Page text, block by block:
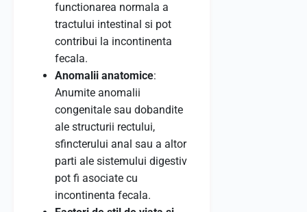
functionarea normala a
tractului intestinal si pot
contribui la incontinenta
fecala.
Anomalii anatomice:
Anumite anomalii
congenitale sau dobandite
ale structurii rectului,
sfincterului anal sau a altor
parti ale sistemului digestiv
pot fi asociate cu
incontinenta fecala.